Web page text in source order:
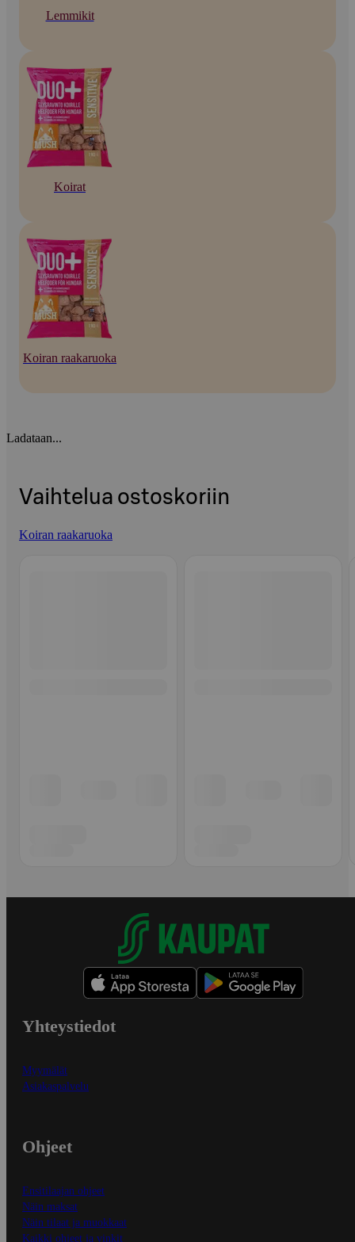
Lemmikit
Koirat
Koiran raakaruoka
Ladataan...
Vaihtelua ostoskoriin
Koiran raakaruoka
Yhteystiedot
Myymälät
Asiakaspalvelu
Ohjeet
Ensitilaajan ohjeet
Näin maksat
Näin tilaat ja muokkaat
Kaikki ohjeet ja vinkit